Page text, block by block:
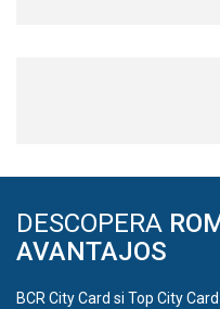
DESCOPERA
AVANTAJOS
BCR City Card si Top City